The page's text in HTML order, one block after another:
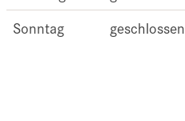
Sonntag
geschlossen